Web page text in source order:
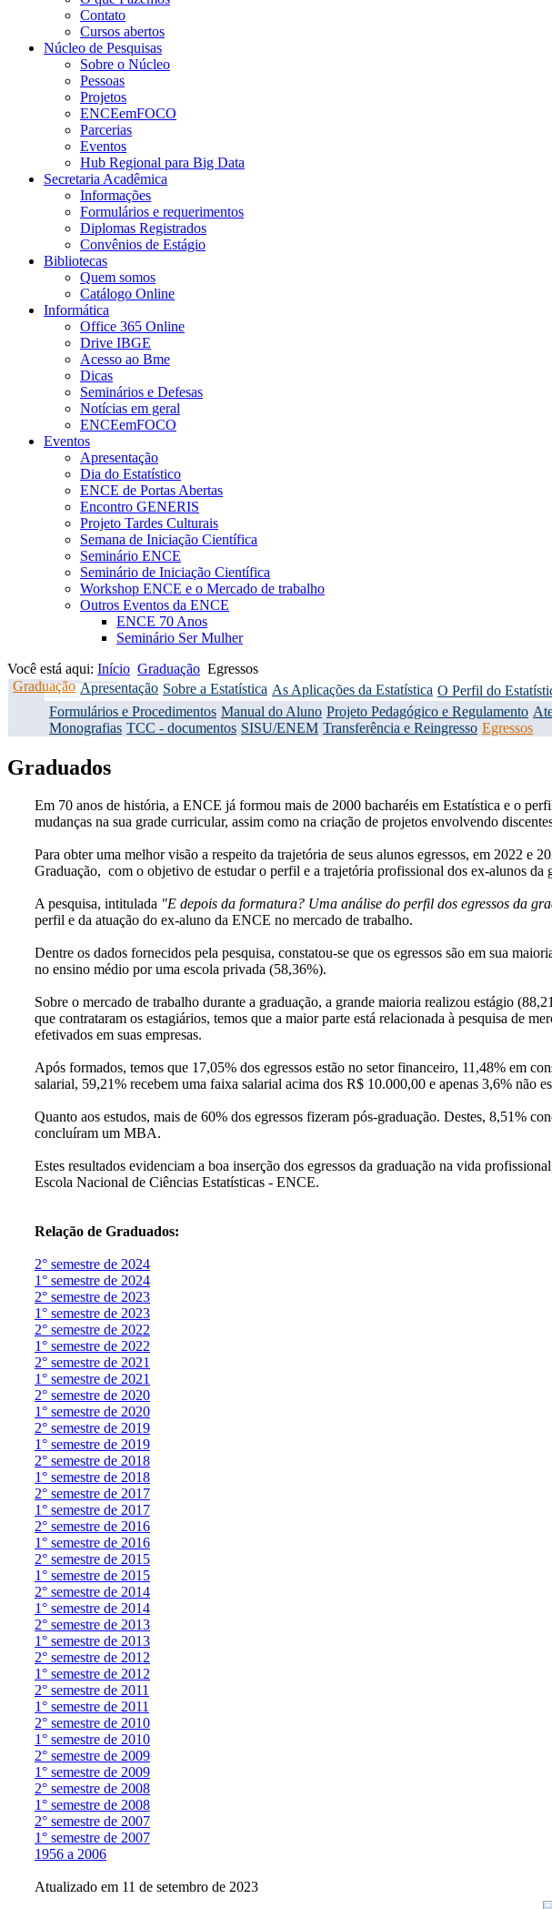
Contato
Cursos abertos
Núcleo de Pesquisas
Sobre o Núcleo
Pessoas
Projetos
ENCEemFOCO
Parcerias
Eventos
Hub Regional para Big Data
Secretaria Acadêmica
Informações
Formulários e requerimentos
Diplomas Registrados
Convênios de Estágio
Bibliotecas
Quem somos
Catálogo Online
Informática
Office 365 Online
Drive IBGE
Acesso ao Bme
Dicas
Seminários e Defesas
Notícias em geral
ENCEemFOCO
Eventos
Apresentação
Dia do Estatístico
ENCE de Portas Abertas
Encontro GENERIS
Projeto Tardes Culturais
Semana de Iniciação Científica
Seminário ENCE
Seminário de Iniciação Científica
Workshop ENCE e o Mercado de trabalho
Outros Eventos da ENCE
ENCE 70 Anos
Seminário Ser Mulher
Você está aqui: Início Graduação Egressos
Graduação Apresentação Sobre a Estatística As Aplicações da Estatística O Perfil do
Formulários e Procedimentos Manual do Aluno Projeto Pedagógico e Regulamento
Monografias TCC - documentos SISU/ENEM Transferência e Reingresso Egressos
Graduados
Em 70 anos de história, a ENCE já formou mais de 2000 bacharéis em Estatística e o
mudanças na sua grade curricular, assim como na criação de projetos envolvendo
Para obter uma melhor visão a respeito da trajetória de seus alunos egressos, em 2022 e
Graduação, com o objetivo de estudar o perfil e a trajetória profissional dos ex-alunos da
A pesquisa, intitulada "E depois da formatura? Uma análise do perfil dos egressos da
perfil e da atuação do ex-aluno da ENCE no mercado de trabalho.
Dentre os dados fornecidos pela pesquisa, constatou-se que os egressos são em sua
no ensino médio por uma escola privada (58,36%).
Sobre o mercado de trabalho durante a graduação, a grande maioria realizou estágio
que contrataram os estagiários, temos que a maior parte está relacionada à pesquisa de
efetivados em suas empresas.
Após formados, temos que 17,05% dos egressos estão no setor financeiro, 11,48% em
salarial, 59,21% recebem uma faixa salarial acima dos R$ 10.000,00 e apenas 3,6% não
Quanto aos estudos, mais de 60% dos egressos fizeram pós-graduação. Destes, 8,51%
concluíram um MBA.
Estes resultados evidenciam a boa inserção dos egressos da graduação na vida
Escola Nacional de Ciências Estatísticas - ENCE.
Relação de Graduados:
2° semestre de 2024
1° semestre de 2024
2° semestre de 2023
1° semestre de 2023
2° semestre de 2022
1° semestre de 2022
2° semestre de 2021
1° semestre de 2021
2° semestre de 2020
1° semestre de 2020
2° semestre de 2019
1° semestre de 2019
2° semestre de 2018
1° semestre de 2018
2° semestre de 2017
1° semestre de 2017
2° semestre de 2016
1° semestre de 2016
2° semestre de 2015
1° semestre de 2015
2° semestre de 2014
1° semestre de 2014
2° semestre de 2013
1° semestre de 2013
2° semestre de 2012
1° semestre de 2012
2° semestre de 2011
1° semestre de 2011
2° semestre de 2010
1° semestre de 2010
2° semestre de 2009
1° semestre de 2009
2° semestre de 2008
1° semestre de 2008
2° semestre de 2007
1° semestre de 2007
1956 a 2006
Atualizado em 11 de setembro de 2023